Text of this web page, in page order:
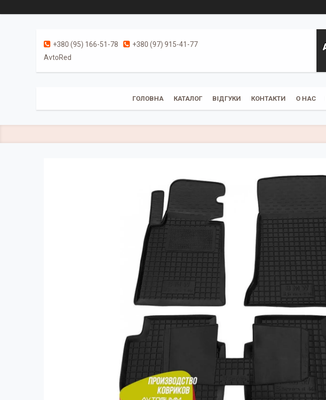
+380 (95) 166-51-78
+380 (97) 915-41-77
AvtoRed
ГОЛОВНА КАТАЛОГ ВІДГУКИ КОНТАКТИ О НАС